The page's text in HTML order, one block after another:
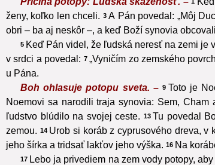
ženy, koľko len chceli. 3 A Pán povedal: „Môj
obri – ba aj neskôr –, a keď Boží synovia
5 Keď Pán videl, že ľudská neresť na zemi je
v srdci a povedal: 7 „Vyničím zo zemského
u Pána.
Boh ohlasuje potopu sveta. –9 Toto je
Noemovi sa narodili traja synovia: Sem, Cham
ľudstvo blúdilo na svojej ceste. 13 Tu povedal
zemou. 14 Urob si koráb z cyprusového dreva, v
jeho šírka a tridsať lakťov jeho výška. 16 Na
17 Lebo ja privediem na zem vody potopy,